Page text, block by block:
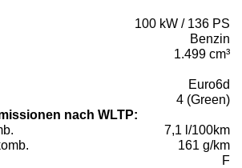
100 kW / 136 PS
Benzin
1.499 cm³
Euro6d
4 (Green)
nach WLTP:
7,1 l/100km
161 g/km
F